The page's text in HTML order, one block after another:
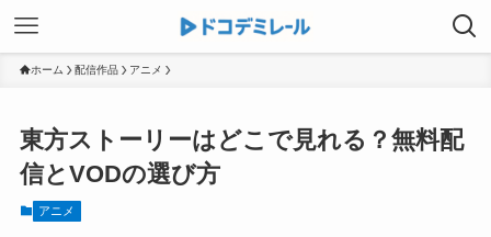
ホーム 配信作品 アニメ
東方ストーリーはどこで見れる？無料配
信とVODの選び方
アニメ